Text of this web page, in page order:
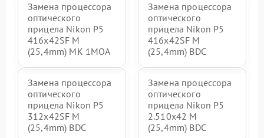
Замена процессора
оптического
прицела Nikon P5
416x42SF M
(25,4mm) MK 1MOA
Замена процессора
оптического
прицела Nikon P5
416x42SF M
(25,4mm) BDC
Замена процессора
оптического
прицела Nikon P5
312x42SF M
(25,4mm) BDC
Замена процессора
оптического
прицела Nikon P5
2.510x42 M
(25,4mm) BDC